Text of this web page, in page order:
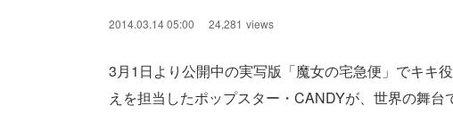
2014.03.14 05:00 24,281 views
3月1日より公開中の実写版「魔女の宅急便」でキキ
えを担当したポップスター・CANDYが、世界の舞台